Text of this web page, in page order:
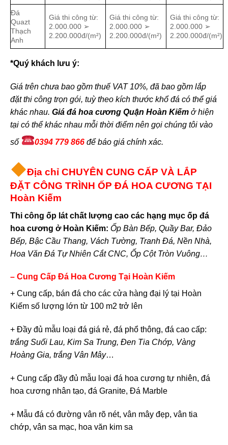
Đá
Quazt
Thạch
Anh
Giá thi công từ:
2.000.000 ➢
2.200.000đ/(m²)
Giá thi công từ:
2.000.000 ➢
2.200.000đ/(m²)
Giá thi công từ:
2.000.000 ➢
2.200.000đ/(m²)
*Quý khách lưu ý:
Giá trên chưa bao gồm thuế VAT 10%, đã bao gồm lắp
đặt thi công trọn gói, tuỳ theo kích thước khổ đá có thể giá
khác nhau. Giá đá hoa cương Quận Hoàn Kiếm ở hiện
tại có thể khác nhau mỗi thời điểm nên gọi chúng tôi vào
số
0394 779 866 để báo giá chính xác.
Địa chỉ CHUYÊN CUNG CẤP VÀ LẮP
ĐẶT CÔNG TRÌNH ỐP ĐÁ HOA CƯƠNG TẠI
Hoàn Kiếm
Thi công ốp lát chất lượng cao các hạng mục ốp đá
hoa cương ở Hoàn Kiếm: Ốp Bàn Bếp, Quầy Bar, Đảo
Bếp, Bậc Cầu Thang, Vách Tường, Tranh Đá, Nền Nhà,
Hoa Văn Đá Tự Nhiên Cắt CNC, Ốp Cột Tròn Vuông…
– Cung Cấp Đá Hoa Cương Tại Hoàn Kiếm
+ Cung cấp, bán đá cho các cửa hàng đại lý tại Hoàn
Kiếm số lượng lớn từ 100 m2 trở lên
+ Đầy đủ mẫu loại đá giá rẻ, đá phổ thông, đá cao cấp:
trắng Suối Lau, Kim Sa Trung, Đen Tia Chớp, Vàng
Hoàng Gia, trắng Vân Mây…
+ Cung cấp đầy đủ mẫu loại đá hoa cương tự nhiên, đá
hoa cương nhân tạo, đá Granite, Đá Marble
+ Mẫu đá có đường vân rõ nét, vân mây đẹp, vân tia
chớp, vân sa mạc, hoa văn kim sa